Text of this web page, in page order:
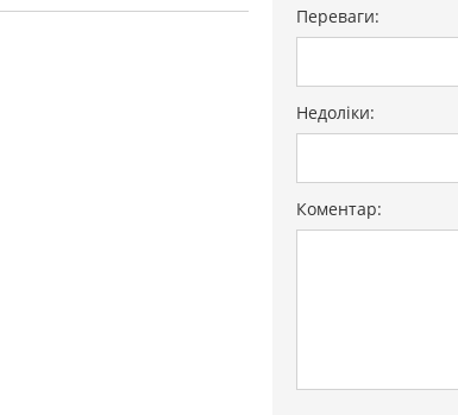
Переваги:
Недоліки:
Коментар: